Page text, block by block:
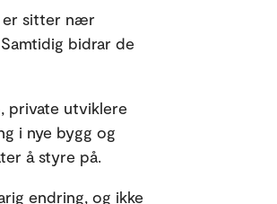
er sitter nær
bidrar de
private utviklere
i nye bygg og
å styre på.
endring, og ikke